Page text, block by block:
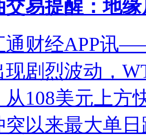
交易提醒：地
财经APP讯
现剧烈波动，
从108美元上方
突以来最大单